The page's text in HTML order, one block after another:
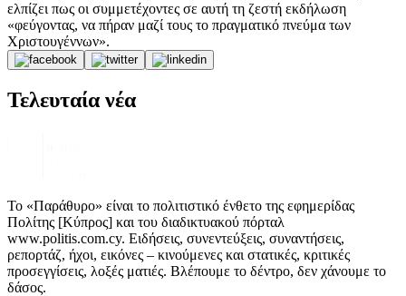
ελπίζει πως οι συμμετέχοντες σε αυτή τη ζεστή εκδήλωση
«φεύγοντας, να πήραν μαζί τους το πραγματικό πνεύμα των
Χριστουγέννων».
Τελευταία νέα
Το «Παράθυρο» είναι το πολιτιστικό ένθετο της εφημερίδας
Πολίτης [Κύπρος] και του διαδικτυακού πόρταλ
www.politis.com.cy. Ειδήσεις, συνεντεύξεις, συναντήσεις,
ρεπορτάζ, ήχοι, εικόνες – κινούμενες και στατικές, κριτικές
προσεγγίσεις, λοξές ματιές. Βλέπουμε το δέντρο, δεν χάνουμε το
δάσος.